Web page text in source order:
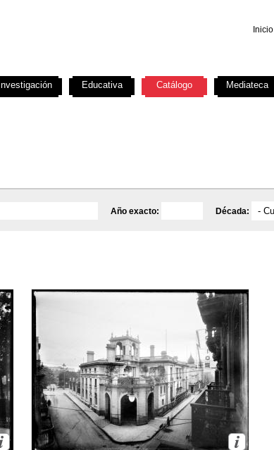
Inicio
Año exacto: Década:
Investigación Educativa Catálogo Mediateca